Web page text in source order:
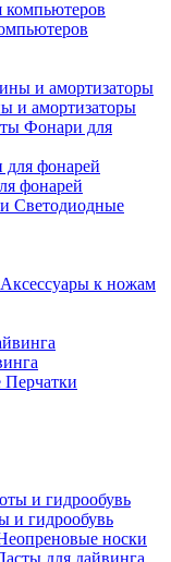
и амортизаторы
Фонари для
фонарей
Светодиодные
Аксессуары к ножам
Перчатки
и гидрообувь
носки
для дайвинга